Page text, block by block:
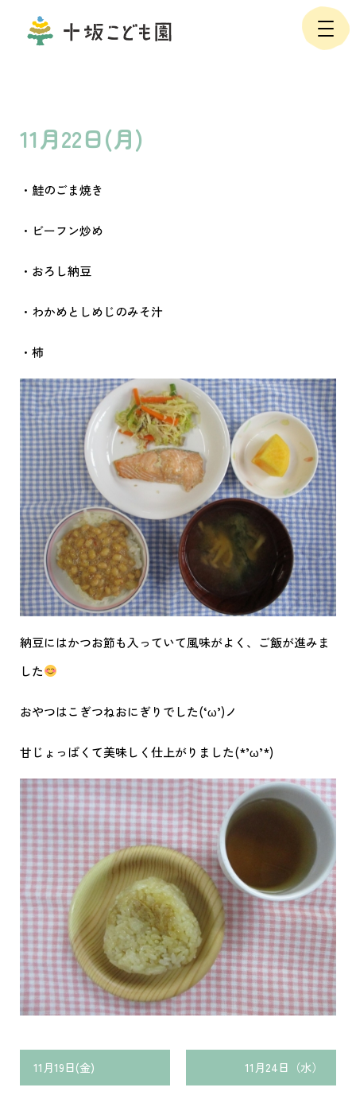
11月22日(月)
・鮭のごま焼き
・ビーフン炒め
・おろし納豆
・わかめとしめじのみそ汁
・柿
納豆にはかつお節も入っていて風味がよく、ご飯が進みま
した
おやつはこぎつねおにぎりでした(‘ω’)ノ
甘じょっぱくて美味しく仕上がりました(*’ω’*)
11月19日(金) 11月24日（水）